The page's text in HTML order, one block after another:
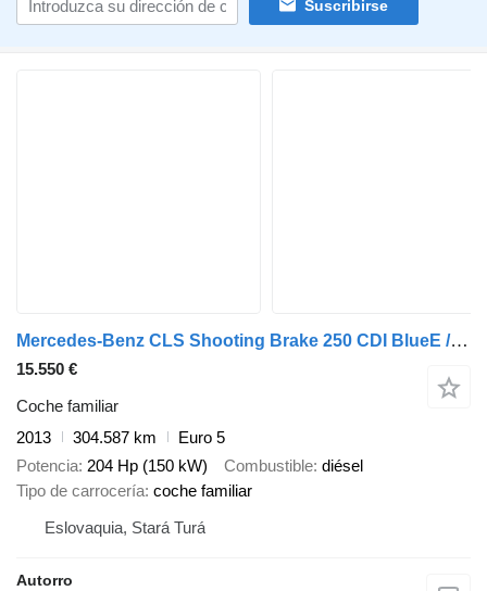
Suscribirse
Mercedes-Benz CLS Shooting Brake 250 CDI BlueE / AJ NA SPLÁTKY / PROTIHODNOTA
15.550 €
Coche familiar
2013
304.587 km
Euro 5
Potencia 204 Hp (150 kW) Combustible diésel
Tipo de carrocería coche familiar
Eslovaquia, Stará Turá
Autorro